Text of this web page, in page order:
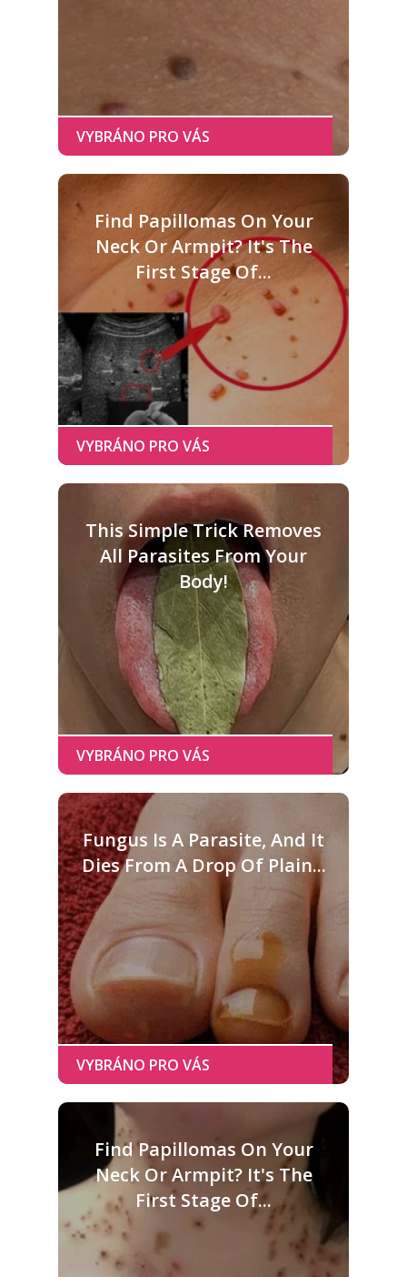
Find Papillomas On Your
Neck Or Armpit? It's The
First Stage Of...
This Simple Trick Removes
All Parasites From Your
Body!
Fungus Is A Parasite, And It
Dies From A Drop Of Plain...
Find Papillomas On Your
Neck Or Armpit? It's The
First Stage Of...